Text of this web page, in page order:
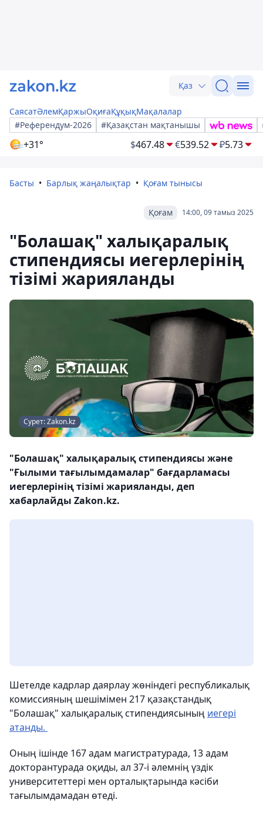
Қаз
СаясатӘлемҚаржыОқиғаҚұқықМақалалар
#Референдум-2026
#Қазақстан мақтанышы
+31° $467.48 €539.52 ₽5.73
Басты Барлық жаңалықтар Қоғам тынысы
14:00, 09 тамыз 2025
Қоғам
"Болашақ" халықаралық
стипендиясы иегерлерінің
тізімі жарияланды
Сурет: Zakon.kz
"Болашақ" халықаралық стипендиясы және
"Ғылыми тағылымдамалар" бағдарламасы
иегерлерінің тізімі жарияланды, деп
хабарлайды Zakon.kz.
Шетелде кадрлар даярлау жөніндегі республикалық
комиссияның шешімімен 217 қазақстандық
"Болашақ" халықаралық стипендиясының иегері
атанды.
Оның ішінде 167 адам магистратурада, 13 адам
докторантурада оқиды, ал 37-і әлемнің үздік
университеттері мен орталықтарында кәсіби
тағылымдамадан өтеді.